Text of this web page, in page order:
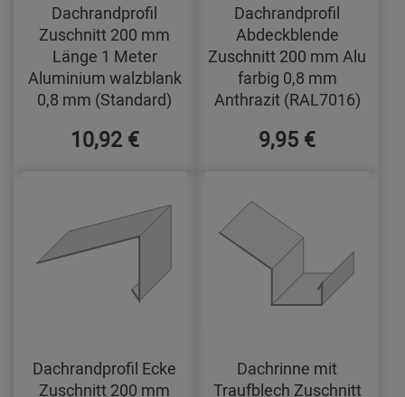
Dachrandprofil
Zuschnitt 200 mm
Länge 1 Meter
Aluminium walzblank
0,8 mm (Standard)
10,92 €
Dachrandprofil
Abdeckblende
Zuschnitt 200 mm Alu
farbig 0,8 mm
Anthrazit (RAL7016)
9,95 €
Dachrandprofil Ecke
Zuschnitt 200 mm
Dachrinne mit
Traufblech Zuschnitt